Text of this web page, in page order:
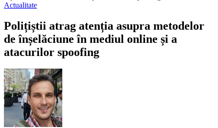
Actualitate
Polițiștii atrag atenția asupra metodelor
de înșelăciune în mediul online și a
atacurilor spoofing